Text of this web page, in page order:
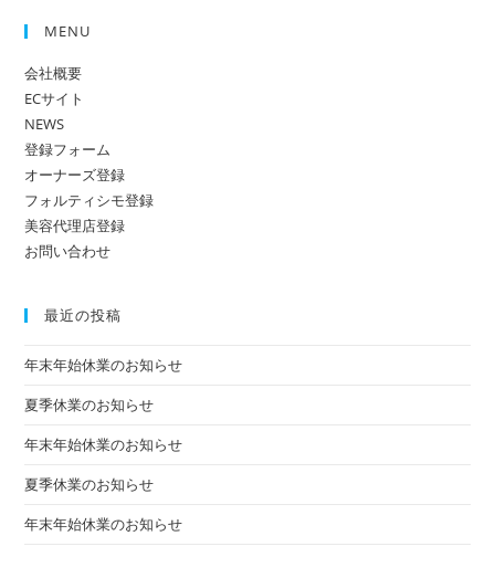
MENU
会社概要
ECサイト
NEWS
登録フォーム
オーナーズ登録
フォルティシモ登録
美容代理店登録
お問い合わせ
最近の投稿
年末年始休業のお知らせ
夏季休業のお知らせ
年末年始休業のお知らせ
夏季休業のお知らせ
年末年始休業のお知らせ